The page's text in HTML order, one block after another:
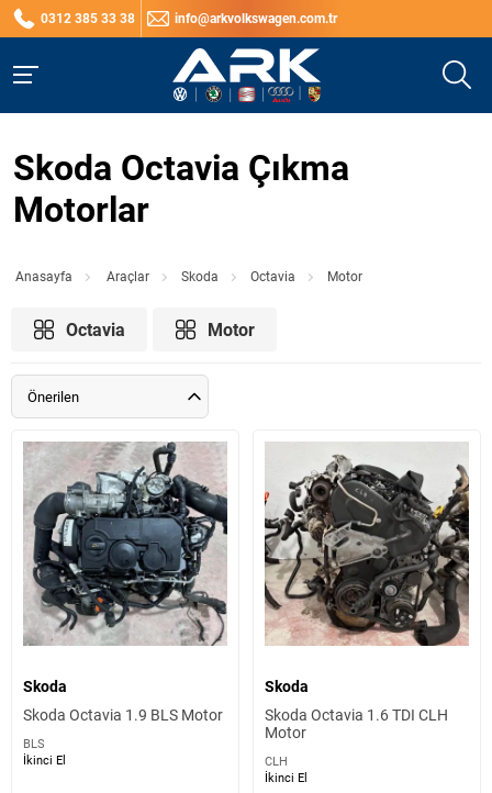
0312 385 33 38 info@arkvolkswagen.com.tr
Skoda Octavia Çıkma
Motorlar
Anasayfa Araçlar Skoda Octavia Motor
Octavia Motor
Önerilen
Skoda
Skoda Octavia 1.9 BLS Motor
BLS
İkinci El
Skoda
Skoda Octavia 1.6 TDI CLH
Motor
CLH
İkinci El